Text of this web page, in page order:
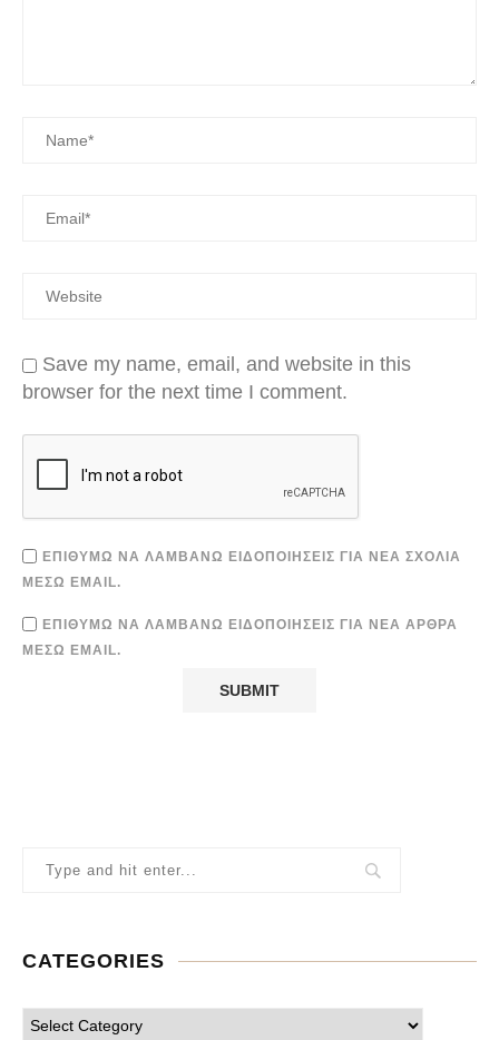
Save my name, email, and website in this
browser for the next time I comment.
ΕΠΙΘΥΜΏ ΝΑ ΛΑΜΒΆΝΩ ΕΙΔΟΠΟΙΉΣΕΙΣ ΓΙΑ ΝΈΑ ΣΧΌΛΙΑ
ΜΈΣΩ EMAIL.
ΕΠΙΘΥΜΏ ΝΑ ΛΑΜΒΆΝΩ ΕΙΔΟΠΟΙΉΣΕΙΣ ΓΙΑ ΝΈΑ ΆΡΘΡΑ
ΜΈΣΩ EMAIL.
CATEGORIES